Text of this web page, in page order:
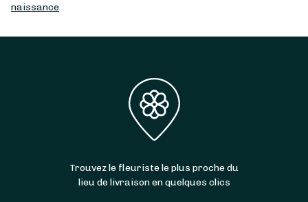
naissance
Trouvez le fleuriste le plus proche du
lieu de livraison en quelques clics